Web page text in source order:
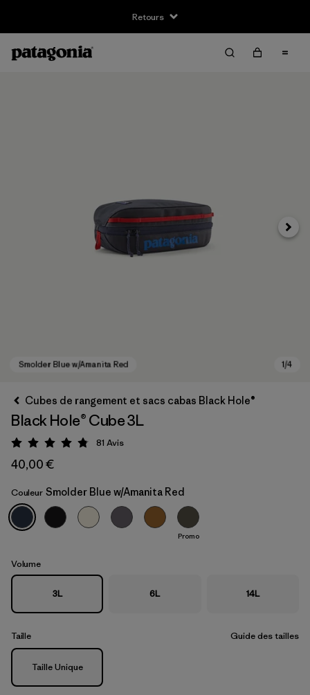
Retours
Smolder Blue w/Amanita Red
Cubes de rangement et sacs cabas Black Hole®
Black Hole® Cube 3L
Évaluation: 4.8 / 5
81 Avis
40,00 €
Couleur Smolder Blue w/Amanita Red
Promo
Volume
3L 6L 14L
Taille Guide des tailles
Taille
Taille Unique